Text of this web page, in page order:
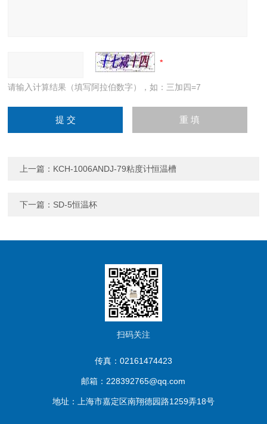
请输入计算结果（填写阿拉伯数字），如：三加四=7
上一篇： KCH-1006ANDJ-79粘度计恒温槽
下一篇： SD-5恒温杯
扫码关注
传真：02161474423
邮箱：228392765@qq.com
地址：上海市嘉定区南翔德园路1259弄18号